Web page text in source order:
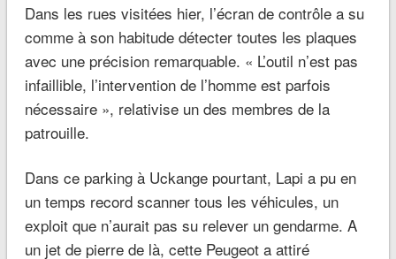
Dans les rues visitées hier, l’écran de contrôle a su
comme à son habitude détecter toutes les plaques
avec une précision remarquable. « L’outil n’est pas
infaillible, l’intervention de l’homme est parfois
nécessaire », relativise un des membres de la
patrouille.
Dans ce parking à Uckange pourtant, Lapi a pu en
un temps record scanner tous les véhicules, un
exploit que n’aurait pas su relever un gendarme. A
un jet de pierre de là, cette Peugeot a attiré